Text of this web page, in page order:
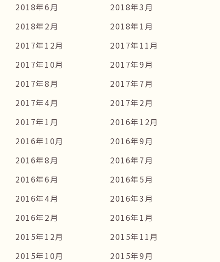
2018年6月
2018年3月
2018年2月
2018年1月
2017年12月
2017年11月
2017年10月
2017年9月
2017年8月
2017年7月
2017年4月
2017年2月
2017年1月
2016年12月
2016年10月
2016年9月
2016年8月
2016年7月
2016年6月
2016年5月
2016年4月
2016年3月
2016年2月
2016年1月
2015年12月
2015年11月
2015年10月
2015年9月